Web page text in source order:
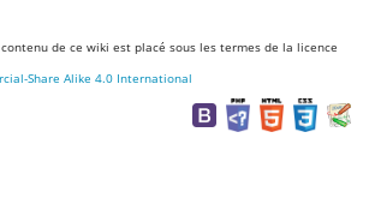
de ce wiki est placé sous les termes de la licence
Share Alike 4.0 International